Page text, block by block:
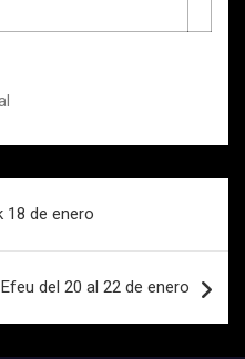
18 de enero
del 20 al 22 de enero